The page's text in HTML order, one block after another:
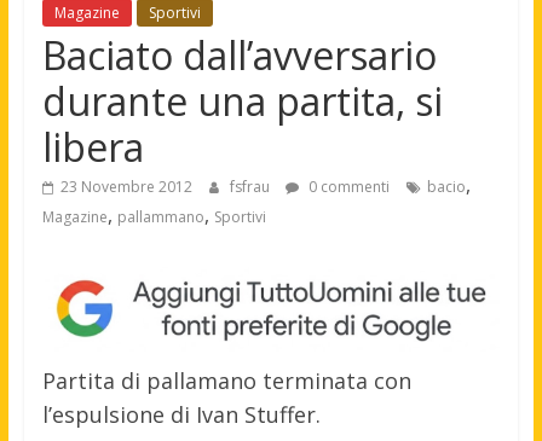
Magazine Sportivi
Baciato dall’avversario
durante una partita, si
libera
23 Novembre 2012 fsfrau 0 commenti bacio,
Magazine, pallammano, Sportivi
Partita di pallamano terminata con
l’espulsione di Ivan Stuffer.